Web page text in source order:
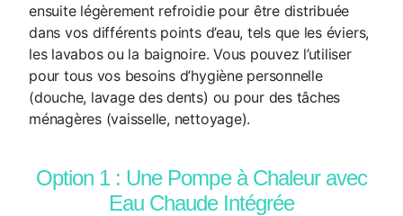
ensuite légèrement refroidie pour être distribuée
dans vos différents points d’eau, tels que les éviers,
les lavabos ou la baignoire. Vous pouvez l’utiliser
pour tous vos besoins d’hygiène personnelle
(douche, lavage des dents) ou pour des tâches
ménagères (vaisselle, nettoyage).
Option 1 : Une Pompe à Chaleur avec
Eau Chaude Intégrée